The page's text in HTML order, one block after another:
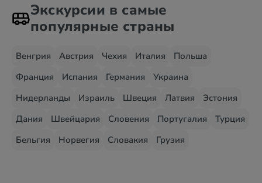
Экскурсии в самые
популярные страны
Венгрия Австрия Чехия Италия
Польша
Франция
Испания Германия
Украина
Нидерланды
Израиль Швеция Латвия
Эстония
Дания
Швейцария Словения Португалия
Турция
Бельгия
Норвегия Словакия Грузия